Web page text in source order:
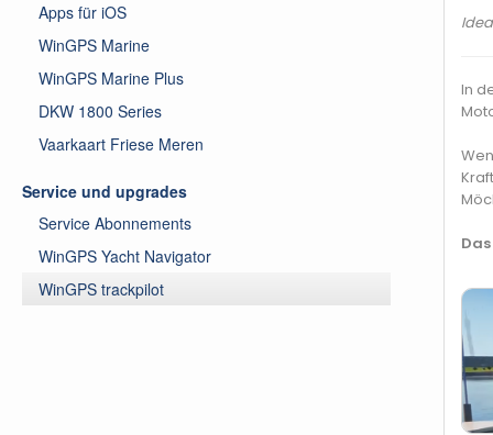
In
Apps für iOS
WinGPS Marine
WinGPS Marine Plus
DKW 1800 Series
Vaarkaart Friese Meren
Service und upgrades
Service Abonnements
WinGPS Yacht Navigator
WinGPS trackpilot